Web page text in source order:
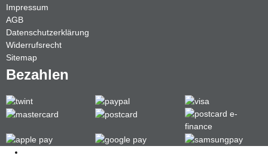
Impressum
AGB
Datenschutzerklärung
Widerrufsrecht
Sitemap
Bezahlen